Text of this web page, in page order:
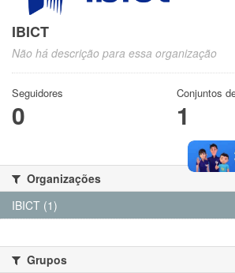
IBICT
Não há descrição para essa organização
Seguidores
0
Conjuntos
1
Organizações
IBICT (1)
Grupos